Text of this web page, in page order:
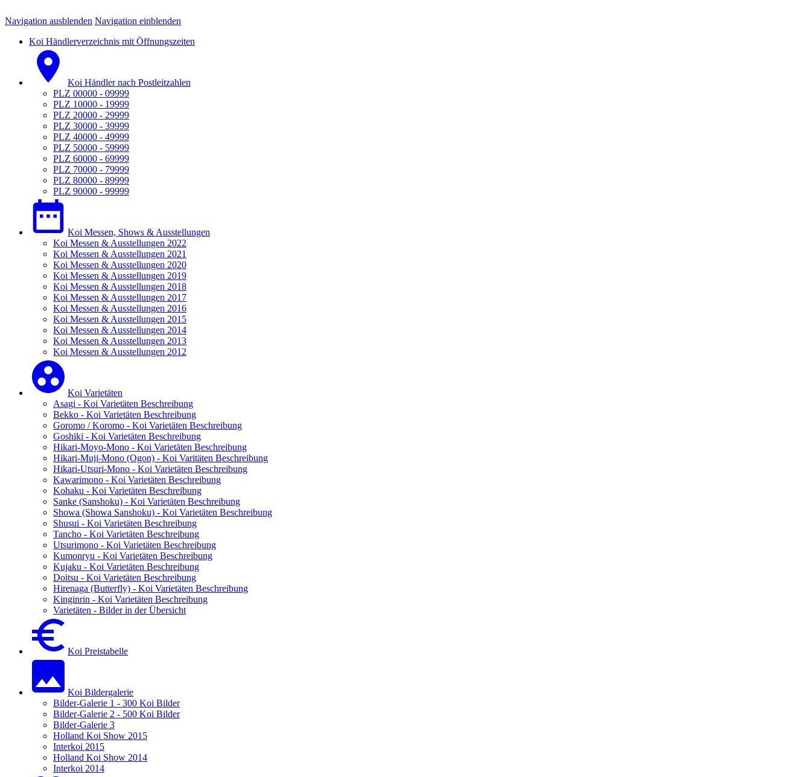
Navigation ausblenden Navigation einblenden
Koi Händlerverzeichnis mit Öffnungszeiten
Koi Händler nach Postleitzahlen
PLZ 00000 - 09999
PLZ 10000 - 19999
PLZ 20000 - 29999
PLZ 30000 - 39999
PLZ 40000 - 49999
PLZ 50000 - 59999
PLZ 60000 - 69999
PLZ 70000 - 79999
PLZ 80000 - 89999
PLZ 90000 - 99999
Koi Messen, Shows & Ausstellungen
Koi Messen & Ausstellungen 2022
Koi Messen & Ausstellungen 2021
Koi Messen & Ausstellungen 2020
Koi Messen & Ausstellungen 2019
Koi Messen & Ausstellungen 2018
Koi Messen & Ausstellungen 2017
Koi Messen & Ausstellungen 2016
Koi Messen & Ausstellungen 2015
Koi Messen & Ausstellungen 2014
Koi Messen & Ausstellungen 2013
Koi Messen & Ausstellungen 2012
Koi Varietäten
Asagi - Koi Varietäten Beschreibung
Bekko - Koi Varietäten Beschreibung
Goromo / Koromo - Koi Varietäten Beschreibung
Goshiki - Koi Varietäten Beschreibung
Hikari-Moyo-Mono - Koi Varietäten Beschreibung
Hikari-Muji-Mono (Ogon) - Koi Varitäten Beschreibung
Hikari-Utsuri-Mono - Koi Varietäten Beschreibung
Kawarimono - Koi Varietäten Beschreibung
Kohaku - Koi Varietäten Beschreibung
Sanke (Sanshoku) - Koi Varietäten Beschreibung
Showa (Showa Sanshoku) - Koi Varietäten Beschreibung
Shusui - Koi Varietäten Beschreibung
Tancho - Koi Varietäten Beschreibung
Utsurimono - Koi Varietäten Beschreibung
Kumonryu - Koi Varietäten Beschreibung
Kujaku - Koi Varietäten Beschreibung
Doitsu - Koi Varietäten Beschreibung
Hirenaga (Butterfly) - Koi Varietäten Beschreibung
Kinginrin - Koi Varietäten Beschreibung
Varietäten - Bilder in der Übersicht
Koi Preistabelle
Koi Bildergalerie
Bilder-Galerie 1 - 300 Koi Bilder
Bilder-Galerie 2 - 500 Koi Bilder
Bilder-Galerie 3
Holland Koi Show 2015
Interkoi 2015
Holland Koi Show 2014
Interkoi 2014